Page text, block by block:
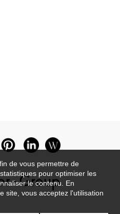
de vous permettre de
pour optimiser les
le contenu. En
site, vous acceptez l'utilisation